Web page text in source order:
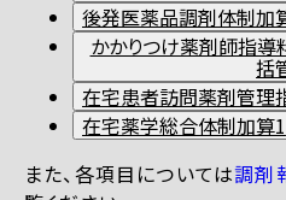
後発医薬品調剤体制加
かかりつけ薬剤師指導
括
在宅患者訪問薬剤管理
在宅薬学総合体制加算1
また、各項目については調剤